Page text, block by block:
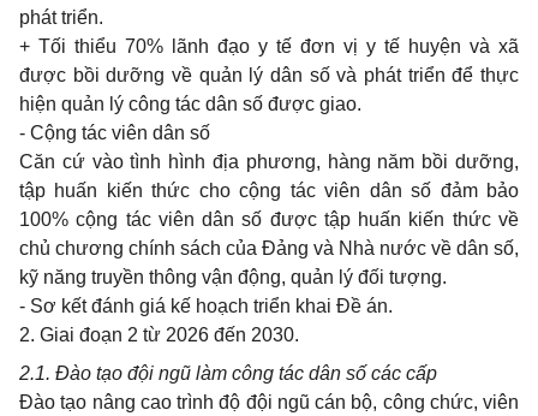
phát triển.
+ Tối thiểu 70% lãnh đạo y tế đơn vị y tế huyện và xã
được bồi dưỡng về quản lý dân số và phát triển để thực
hiện quản lý công tác dân số được giao.
- Cộng tác viên dân số
Căn cứ vào tình hình địa phương, hàng năm bồi dưỡng,
tập huấn kiến thức chocộng tác viên dân số đảm bảo
100%cộng tác viên dân số được tập huấn kiến thức về
chủ chương chính sách của Đảng và Nhà nước về dân số,
kỹ năng truyền thông vận động, quản lý đối tượng.
- Sơ kết đánh giá kế hoạch triển khai Đề án.
2. Giai đoạn 2 từ 2026 đến 2030.
2.1. Đào tạo đội ngũ làm công tác dân số các cấp
Đào tạo nâng cao trình độ đội ngũ cán bộ, công chức, viên